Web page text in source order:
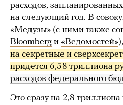
расходов,
на следующий год. В
«Медузы» (с ними также
Bloomberg и «Ведомостей»),
на секретные и
придется 6,58 триллиона
расходов федерального
Это сразу на 2,8